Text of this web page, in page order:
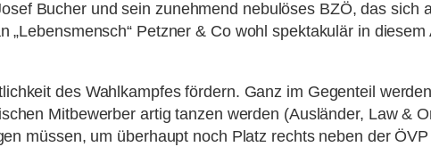
Bucher und sein zunehmend nebulöses BZÖ, das sich
Petzner & Co wohl spektakulär in
des Wahlkampfes fördern. Ganz im Gegenteil
Mitbewerber artig tanzen werden (Ausländer, Law &
müssen, um überhaupt noch Platz rechts neben der